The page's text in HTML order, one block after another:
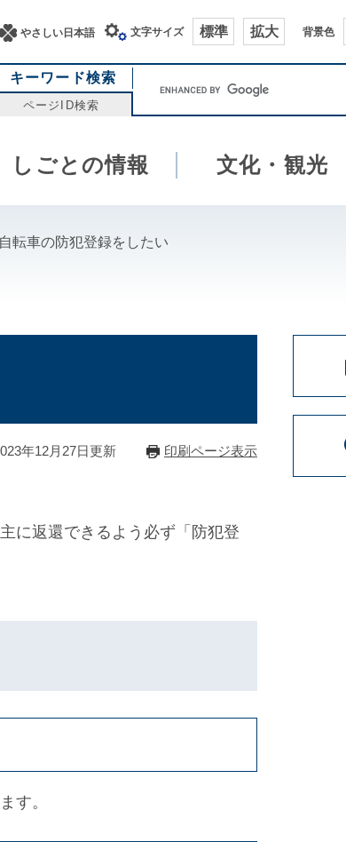
やさしい日本語 文字サイズ 標準 拡大 背景色
キーワード検索
ページID検索
ワ
ド
索
しごとの情報 文化・観光
自転車の防犯登録をしたい
年12月27日更新 印刷ページ表示
に返還できるよう必ず「防犯登
す。